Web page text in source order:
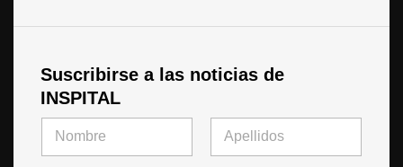
Suscribirse a las noticias de
INSPITAL
m